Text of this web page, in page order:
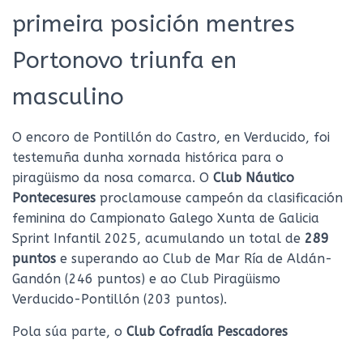
primeira posición mentres
Portonovo triunfa en
masculino
O encoro de Pontillón do Castro, en Verducido, foi
testemuña dunha xornada histórica para o
piragüismo da nosa comarca. O Club Náutico
Pontecesures proclamouse campeón da clasificación
feminina do Campionato Galego Xunta de Galicia
Sprint Infantil 2025, acumulando un total de 289
puntos e superando ao Club de Mar Ría de Aldán-
Gandón (246 puntos) e ao Club Piragüismo
Verducido-Pontillón (203 puntos).
Pola súa parte, o Club Cofradía Pescadores